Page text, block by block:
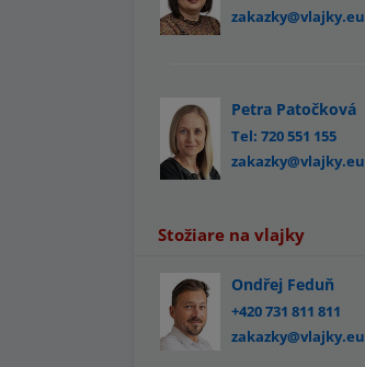
zakazky@vlajky.eu
Petra Patočková
Tel: 720 551 155
zakazky@vlajky.eu
Stožiare na vlajky
Ondřej Feduň
+420 731 811 811
zakazky@vlajky.eu